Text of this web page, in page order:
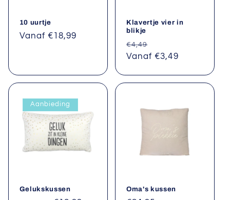
10 uurtje
Normale
Vanaf €18,99
Klavertje vier in
blikje
Normale
prijs
€4,49
Vanaf €3,49
Aanbieding
Gelukskussen Oma's kussen